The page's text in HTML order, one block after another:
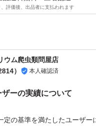
してくだいね、
す。
チにラッピングしネコポ
評価後、出品者に支払われます
ウム爬虫類問屋店
） 本人確認済
ザーの実績について
定の基準を満たしたユーザー
品した商品のため一部機能は利用で
げ交渉、不適切なカテゴリ変更依頼は禁止